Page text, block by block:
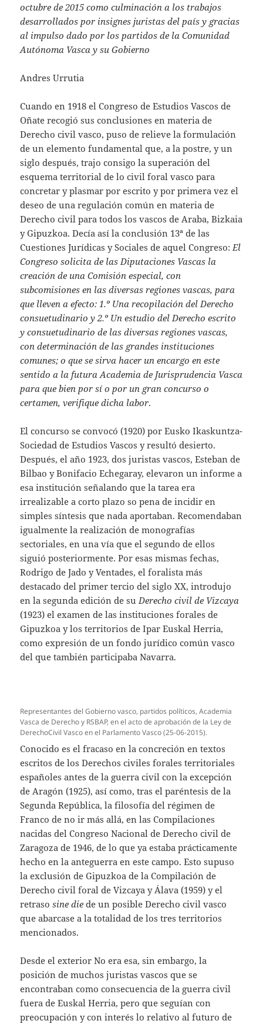
octubre de 2015 como culminación a los trabajos
desarrollados por insignes juristas del país y gracias
al impulso dado por los partidos de la Comunidad
Autónoma Vasca y su Gobierno
Andres Urrutia
Cuando en 1918 el Congreso de Estudios Vascos de
Oñate recogió sus conclusiones en materia de
Derecho civil vasco, puso de relieve la formulación
de un elemento fundamental que, a la postre, y un
siglo después, trajo consigo la superación del
esquema territorial de lo civil foral vasco para
concretar y plasmar por escrito y por primera vez el
deseo de una regulación común en materia de
Derecho civil para todos los vascos de Araba, Bizkaia
y Gipuzkoa. Decía así la conclusión 13ª de las
Cuestiones Jurídicas y Sociales de aquel Congreso: El
Congreso solicita de las Diputaciones Vascas la
creación de una Comisión especial, con
subcomisiones en las diversas regiones vascas, para
que lleven a efecto: 1.º Una recopilación del Derecho
consuetudinario y 2.º Un estudio del Derecho escrito
y consuetudinario de las diversas regiones vascas,
con determinación de las grandes instituciones
comunes; o que se sirva hacer un encargo en este
sentido a la futura Academia de Jurisprudencia Vasca
para que bien por sí o por un gran concurso o
certamen, verifique dicha labor.
El concurso se convocó (1920) por Eusko Ikaskuntza-
Sociedad de Estudios Vascos y resultó desierto.
Después, el año 1923, dos juristas vascos, Esteban de
Bilbao y Bonifacio Echegaray, elevaron un informe a
esa institución señalando que la tarea era
irrealizable a corto plazo so pena de incidir en
simples síntesis que nada aportaban. Recomendaban
igualmente la realización de monografías
sectoriales, en una vía que el segundo de ellos
siguió posteriormente. Por esas mismas fechas,
Rodrigo de Jado y Ventades, el foralista más
destacado del primer tercio del siglo XX, introdujo
en la segunda edición de su Derecho civil de Vizcaya
(1923) el examen de las instituciones forales de
Gipuzkoa y los territorios de Ipar Euskal Herria,
como expresión de un fondo jurídico común vasco
del que también participaba Navarra.
Representantes del Gobierno vasco, partidos políticos, Academia
Vasca de Derecho y RSBAP, en el acto de aprobación de la Ley de
DerechoCivil Vasco en el Parlamento Vasco (25-06-2015).
Conocido es el fracaso en la concreción en textos
escritos de los Derechos civiles forales territoriales
españoles antes de la guerra civil con la excepción
de Aragón (1925), así como, tras el paréntesis de la
Segunda República, la filosofía del régimen de
Franco de no ir más allá, en las Compilaciones
nacidas del Congreso Nacional de Derecho civil de
Zaragoza de 1946, de lo que ya estaba prácticamente
hecho en la anteguerra en este campo. Esto supuso
la exclusión de Gipuzkoa de la Compilación de
Derecho civil foral de Vizcaya y Álava (1959) y el
retrasosine die de un posible Derecho civil vasco
que abarcase a la totalidad de los tres territorios
mencionados.
Desde el exterior No era esa, sin embargo, la
posición de muchos juristas vascos que se
encontraban como consecuencia de la guerra civil
fuera de Euskal Herria, pero que seguían con
preocupación y con interés lo relativo al futuro de